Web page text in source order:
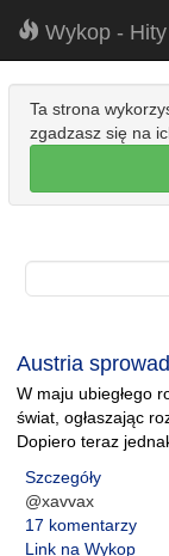
Wykop -
Ta strona
zgadzasz się na
Austria
W maju ubiegłego
świat, ogłaszając
Dopiero teraz
Szczegóły
@xavvax
17 komentarzy
Link na Wykop